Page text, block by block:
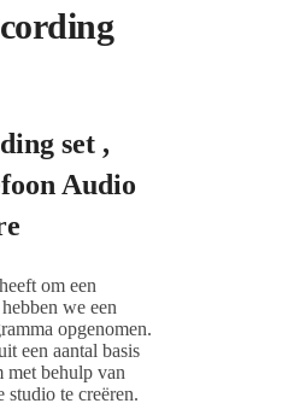
set ,
Audio
om een
we een
opgenomen.
een aantal basis
met behulp van
studio te creëren.